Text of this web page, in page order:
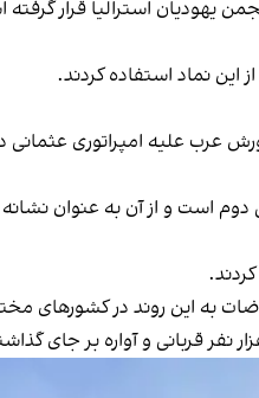
یهودیان استرالیا قرار
این نماد استفاده کردند.
عرب علیه امپراتوری
دوم است و از آن به عنوان
به این روند در کشورهای
نفر قربانی و آواره بر جای